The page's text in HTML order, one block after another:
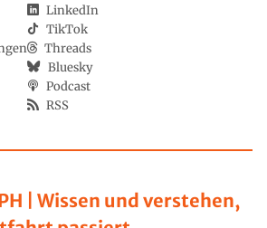
| Wissen und verstehen,
LinkedIn
TikTok
Threads
Bluesky
Podcast
RSS